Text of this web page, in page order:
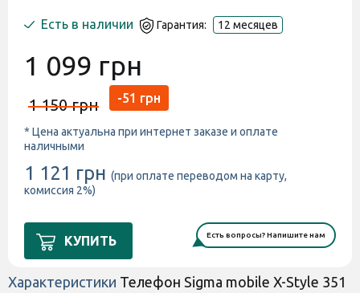
Есть в наличии Гарантия: 12 месяцев
1 099 грн
1 150 грн -51 грн
* Цена актуальна при интернет заказе и оплате
наличными
1 121 грн (при оплате переводом на карту,
комиссия 2%)
КУПИТЬ Есть вопросы? Напишите нам
Характеристики Телефон Sigma mobile X-Style 351